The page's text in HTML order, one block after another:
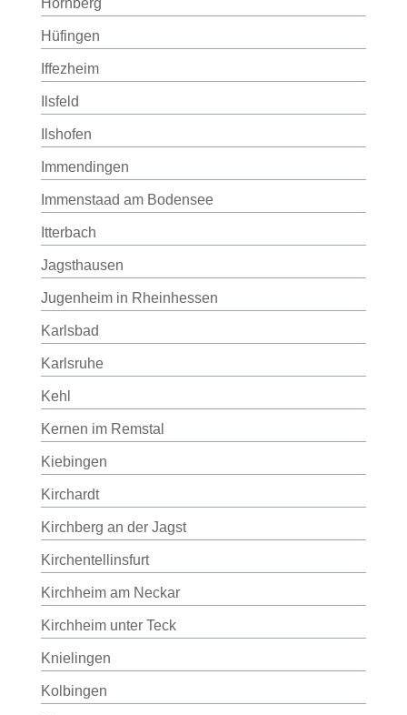
Hornberg
Hüfingen
Iffezheim
Ilsfeld
Ilshofen
Immendingen
Immenstaad am Bodensee
Itterbach
Jagsthausen
Jugenheim in Rheinhessen
Karlsbad
Karlsruhe
Kehl
Kernen im Remstal
Kiebingen
Kirchardt
Kirchberg an der Jagst
Kirchentellinsfurt
Kirchheim am Neckar
Kirchheim unter Teck
Knielingen
Kolbingen